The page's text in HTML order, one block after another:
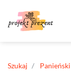
Szukaj Panieński